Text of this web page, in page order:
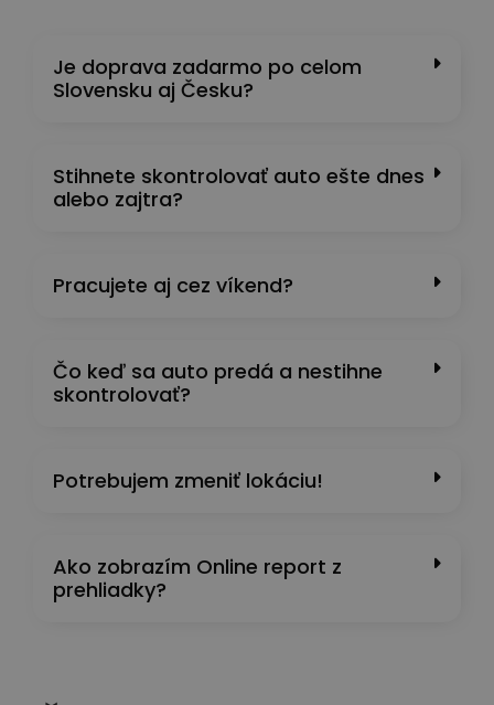
Je doprava zadarmo po celom
Slovensku aj Česku?
Stihnete skontrolovať auto ešte dnes
alebo zajtra?
Pracujete aj cez víkend?
Čo keď sa auto predá a nestihne
skontrolovať?
Potrebujem zmeniť lokáciu!
Ako zobrazím Online report z
prehliadky?